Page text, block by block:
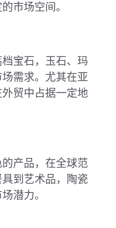
市场空间。
宝石，玉石、玛
需求。尤其在亚
贸中占据一定地
产品，在全球范
到艺术品，陶瓷
潜力。